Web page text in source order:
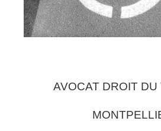
AVOCAT DROIT DU